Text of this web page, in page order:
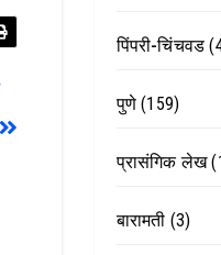
पिंपरी-चिंचवड
पुणे(159)
प्रासंगिक लेख
बारामती (3)